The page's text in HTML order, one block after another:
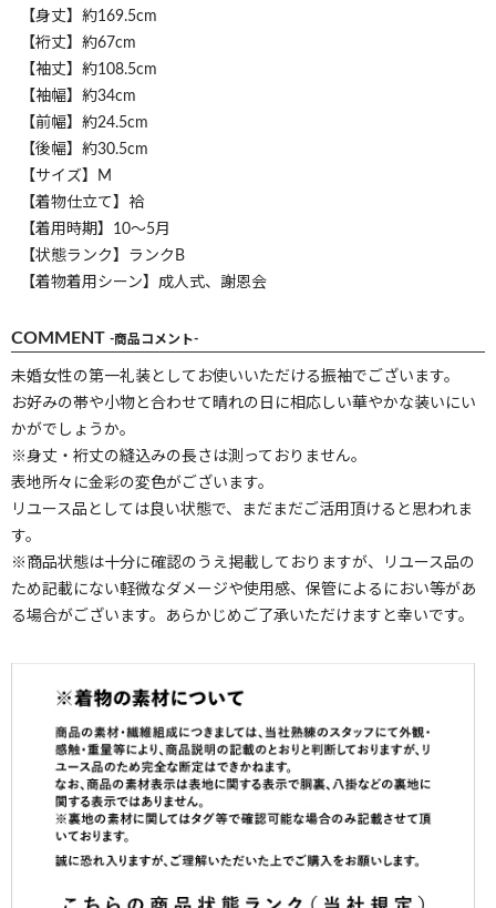
【身丈】約169.5cm
【裄丈】約67cm
【袖丈】約108.5cm
【袖幅】約34cm
【前幅】約24.5cm
【後幅】約30.5cm
【サイズ】M
【着物仕立て】袷
【着用時期】10～5月
【状態ランク】ランクB
【着物着用シーン】成人式、謝恩会
COMMENT -商品コメント-
未婚女性の第一礼装としてお使いいただける振袖でございます。
お好みの帯や小物と合わせて晴れの日に相応しい華やかな装いにい
かがでしょうか。
※身丈・裄丈の縫込みの長さは測っておりません。
表地所々に金彩の変色がございます。
リユース品としては良い状態で、まだまだご活用頂けると思われま
す。
※商品状態は十分に確認のうえ掲載しておりますが、リユース品の
ため記載にない軽微なダメージや使用感、保管によるにおい等があ
る場合がございます。あらかじめご了承いただけますと幸いです。